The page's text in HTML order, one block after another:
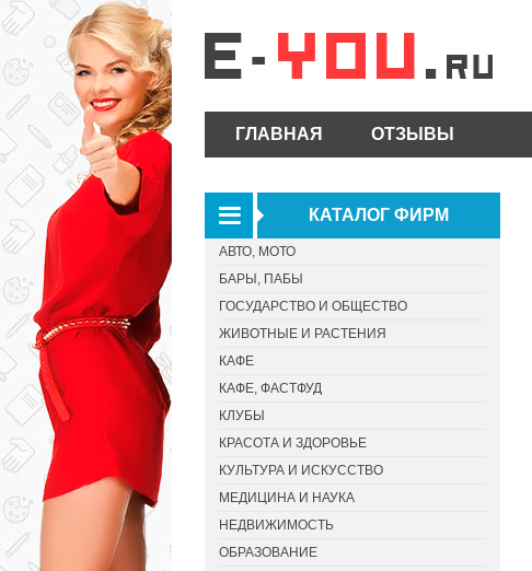
ГЛАВНАЯ ОТЗЫВЫ
КАТАЛОГ ФИРМ
АВТО, МОТО
БАРЫ, ПАБЫ
ГОСУДАРСТВО И ОБЩЕСТВО
ЖИВОТНЫЕ И РАСТЕНИЯ
КАФЕ
КАФЕ, ФАСТФУД
КЛУБЫ
КРАСОТА И ЗДОРОВЬЕ
КУЛЬТУРА И ИСКУССТВО
МЕДИЦИНА И НАУКА
НЕДВИЖИМОСТЬ
ОБРАЗОВАНИЕ